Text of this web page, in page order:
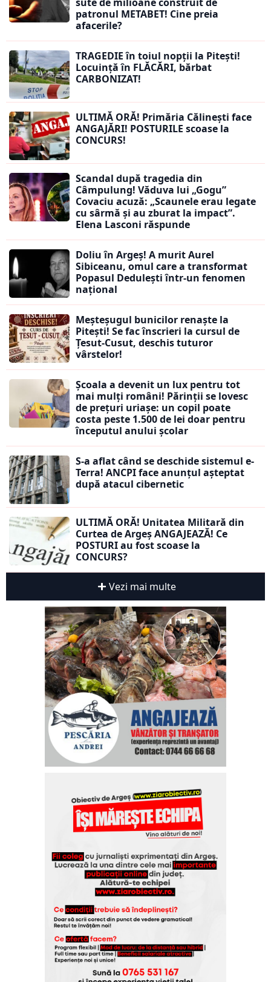
patronul METABET! Cine preia
afacerile?
TRAGEDIE în toiul nopții la Pitești!
Locuință în FLĂCĂRI, bărbat
CARBONIZAT!
ULTIMĂ ORĂ! Primăria Călinești face
ANGAJĂRI! POSTURILE scoase la
CONCURS!
Scandal după tragedia din
Câmpulung! Văduva lui „Gogu”
Covaciu acuză: „Scaunele erau legate
cu sârmă și au zburat la impact”.
Elena Lasconi răspunde
Doliu în Argeș! A murit Aurel
Sibiceanu, omul care a transformat
Popasul Dedulești într-un fenomen
național
Meșteșugul bunicilor renaște la
Pitești! Se fac înscrieri la cursul de
Țesut-Cusut, deschis tuturor
vârstelor!
Școala a devenit un lux pentru tot
mai mulți români! Părinții se lovesc
de prețuri uriașe: un copil poate
costa peste 1.500 de lei doar pentru
începutul anului școlar
S-a aflat când se deschide sistemul e-
Terra! ANCPI face anunțul așteptat
după atacul cibernetic
ULTIMĂ ORĂ! Unitatea Militară din
Curtea de Argeș ANGAJEAZĂ! Ce
POSTURI au fost scoase la
CONCURS?
Vezi mai multe